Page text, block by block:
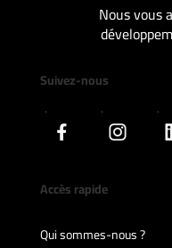
Nous vous
Suivez-nous
Accès rapide
Qui sommes-nous ?